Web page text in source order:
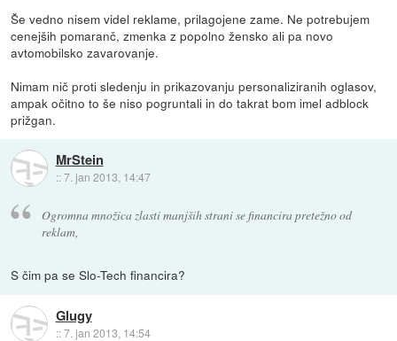
Še vedno nisem videl reklame, prilagojene zame. Ne potrebujem
cenejših pomaranč, zmenka z popolno žensko ali pa novo
avtomobilsko zavarovanje.
Nimam nič proti sledenju in prikazovanju personaliziranih oglasov,
ampak očitno to še niso pogruntali in do takrat bom imel adblock
prižgan.
MrStein
::7. jan 2013, 14:47
Ogromna množica zlasti manjših strani se financira pretežno od
reklam,
S čim pa se Slo-Tech financira?
Glugy
::7. jan 2013, 14:54